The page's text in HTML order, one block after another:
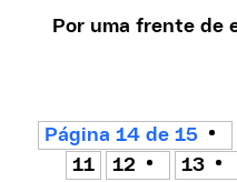
Por uma frente de
Página 14 de 15
11
12 13